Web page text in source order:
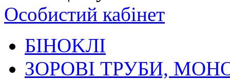
Особистий кабінет
БIHOKЛI
ЗОРОВІ ТРУБИ,